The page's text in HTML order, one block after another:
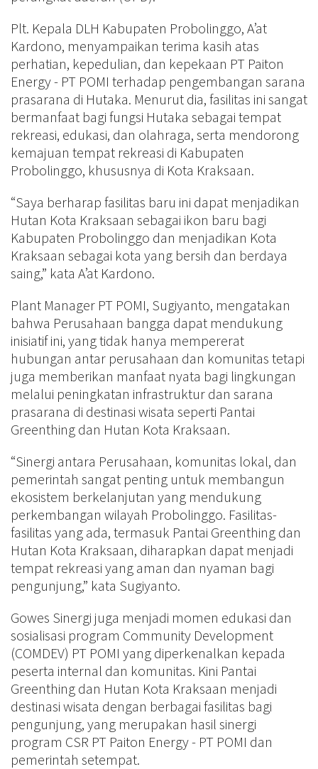
Plt. Kepala DLH Kabupaten Probolinggo, A’at
Kardono, menyampaikan terima kasih atas
perhatian, kepedulian, dan kepekaan PT Paiton
Energy - PT POMI terhadap pengembangan sarana
prasarana di Hutaka. Menurut dia, fasilitas ini sangat
bermanfaat bagi fungsi Hutaka sebagai tempat
rekreasi, edukasi, dan olahraga, serta mendorong
kemajuan tempat rekreasi di Kabupaten
Probolinggo, khususnya di Kota Kraksaan.
“Saya berharap fasilitas baru ini dapat menjadikan
Hutan Kota Kraksaan sebagai ikon baru bagi
Kabupaten Probolinggo dan menjadikan Kota
Kraksaan sebagai kota yang bersih dan berdaya
saing,” kata A’at Kardono.
Plant Manager PT POMI, Sugiyanto, mengatakan
bahwa Perusahaan bangga dapat mendukung
inisiatif ini, yang tidak hanya mempererat
hubungan antar perusahaan dan komunitas tetapi
juga memberikan manfaat nyata bagi lingkungan
melalui peningkatan infrastruktur dan sarana
prasarana di destinasi wisata seperti Pantai
Greenthing dan Hutan Kota Kraksaan.
“Sinergi antara Perusahaan, komunitas lokal, dan
pemerintah sangat penting untuk membangun
ekosistem berkelanjutan yang mendukung
perkembangan wilayah Probolinggo. Fasilitas-
fasilitas yang ada, termasuk Pantai Greenthing dan
Hutan Kota Kraksaan, diharapkan dapat menjadi
tempat rekreasi yang aman dan nyaman bagi
pengunjung,” kata Sugiyanto.
Gowes Sinergi juga menjadi momen edukasi dan
sosialisasi program Community Development
(COMDEV) PT POMI yang diperkenalkan kepada
peserta internal dan komunitas. Kini Pantai
Greenthing dan Hutan Kota Kraksaan menjadi
destinasi wisata dengan berbagai fasilitas bagi
pengunjung, yang merupakan hasil sinergi
program CSR PT Paiton Energy - PT POMI dan
pemerintah setempat.